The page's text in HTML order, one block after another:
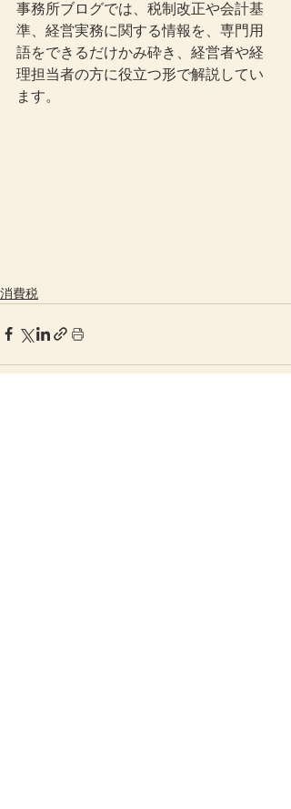
事務所ブログでは、税制改正や会計基
準、経営実務に関する情報を、専門用
語をできるだけかみ砕き、経営者や経
理担当者の方に役立つ形で解説してい
ます。
消費税